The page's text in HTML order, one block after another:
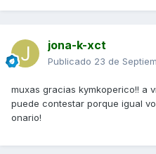
jona-k-xct
Publicado 23 de
muxas gracias kymkoperico!! a
puede contestar porque igual
onario!